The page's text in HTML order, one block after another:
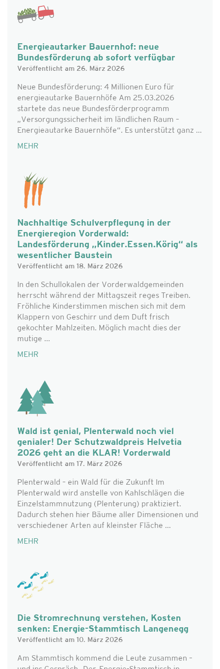
Energieautarker Bauernhof: neue
Bundesförderung ab sofort verfügbar
Veröffentlicht am 26. März 2026
Neue Bundesförderung: 4 Millionen Euro für
energieautarke Bauernhöfe Am 25.03.2026
startete das neue Bundesförderprogramm
„Versorgungssicherheit im ländlichen Raum –
Energieautarke Bauernhöfe“. Es unterstützt ganz ...
MEHR
Nachhaltige Schulverpflegung in der
Energieregion Vorderwald:
Landesförderung „Kinder.Essen.Körig“ als
wesentlicher Baustein
Veröffentlicht am 18. März 2026
In den Schullokalen der Vorderwaldgemeinden
herrscht während der Mittagszeit reges Treiben.
Fröhliche Kinderstimmen mischen sich mit dem
Klappern von Geschirr und dem Duft frisch
gekochter Mahlzeiten. Möglich macht dies der
mutige ...
MEHR
Wald ist genial, Plenterwald noch viel
genialer! Der Schutzwaldpreis Helvetia
2026 geht an die KLAR! Vorderwald
Veröffentlicht am 17. März 2026
Plenterwald – ein Wald für die Zukunft Im
Plenterwald wird anstelle von Kahlschlägen die
Einzelstammnutzung (Plenterung) praktiziert.
Dadurch stehen hier Bäume aller Dimensionen und
verschiedener Arten auf kleinster Fläche ...
MEHR
Die Stromrechnung verstehen, Kosten
senken: Energie-Stammtisch Langenegg
Veröffentlicht am 10. März 2026
Am Stammtisch kommend die Leute zusammen –